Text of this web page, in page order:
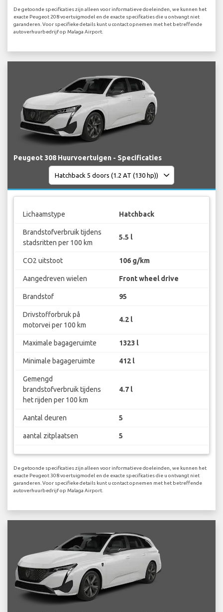
De getoonde specificaties zijn alleen voor informatieve doeleinden, we kunnen het
exacte Peugeot 208 voertuigmodel en de exacte specificaties die u ontvangt niet
garanderen. Voor specifieke details kunt u contact opnemen met het betreffende
autoverhuurbedrijf op Malaga Airport.
Peugeot 308 Huurvoertuigen - Specificaties
Lichaamstype Hatchback
Brandstofverbruik tijdens
stadsritten per 100 km
5.5 l
CO2 uitstoot 106 g/km
Aangedreven wielen Front wheel drive
Brandstof 95
Drivstofforbruk på
motorvei per 100 km
4.2 l
Maximale bagageruimte 1323 l
Minimale bagageruimte 412 l
Gemengd
brandstofverbruik tijdens
het rijden per 100 km
4.7 l
Aantal deuren 5
aantal zitplaatsen 5
De getoonde specificaties zijn alleen voor informatieve doeleinden, we kunnen het
exacte Peugeot 308 voertuigmodel en de exacte specificaties die u ontvangt niet
garanderen. Voor specifieke details kunt u contact opnemen met het betreffende
autoverhuurbedrijf op Malaga Airport.